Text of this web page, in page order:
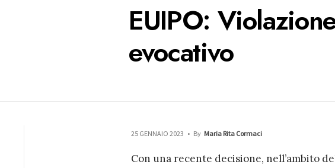
EUIPO:
evocativo
25 GENNAIO 2023 • By Maria Rita Cormaci
Con una recente decisione, nell’ambito